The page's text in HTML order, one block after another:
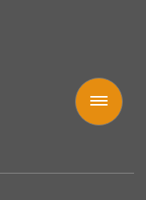
Toggle
navigation